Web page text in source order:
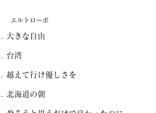
エルトローボ
大きな自由
台湾
越えて行け優しさを
北海道の朝